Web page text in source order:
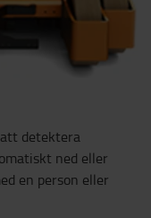
detektera
ned eller
en person eller